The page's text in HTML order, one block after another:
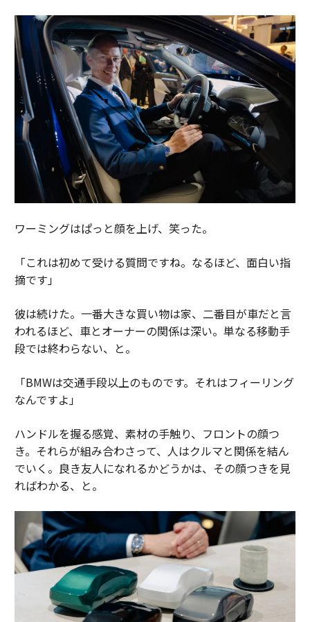
ワーミングはぱっと顔を上げ、笑った。
「これは初めて受ける質問ですね。なるほど、面白い指
摘です」
彼は続けた。一番大きな買い物は家、二番目が車だと言
われるほど、車とオーナーの関係は深い。単なる移動手
段では終わらない、と。
「BMWは交通手段以上のものです。それはフィーリング
なんですよ」
ハンドルを握る感覚、素材の手触り、フロントの顔つ
き。それらが組み合わさって、人はクルマと関係を結ん
でいく。良き友人になれるかどうかは、その顔つきを見
ればわかる、と。